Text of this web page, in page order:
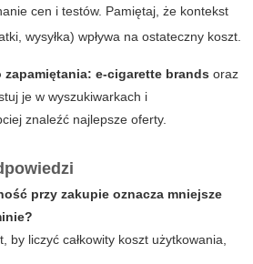
cen i testów. Pamiętaj, że kontekst
wysyłka) wpływa na ostateczny koszt.
zapamiętania: e-cigarette brands oraz
je w wyszukiwarkach i
znaleźć najlepsze oferty.
przy zakupie oznacza mniejsze
by liczyć całkowity koszt użytkowania,